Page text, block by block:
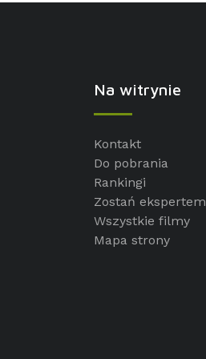
Na witrynie
Kontakt
Do pobrania
Rankingi
Zostań ekspertem
Wszystkie filmy
Mapa strony